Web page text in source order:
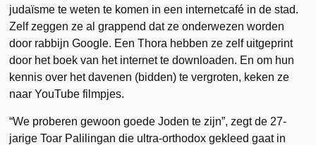
judaïsme te weten te komen in een internetcafé in de stad.
Zelf zeggen ze al grappend dat ze onderwezen worden
door rabbijn Google. Een Thora hebben ze zelf uitgeprint
door het boek van het internet te downloaden. En om hun
kennis over het davenen (bidden) te vergroten, keken ze
naar YouTube filmpjes.
“We proberen gewoon goede Joden te zijn”, zegt de 27-
jarige Toar Palilingan die ultra-orthodox gekleed gaat in